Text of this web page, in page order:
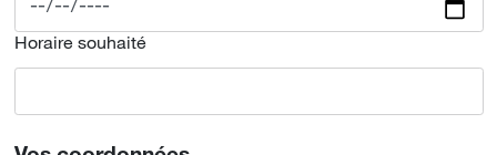
Horaire souhaité